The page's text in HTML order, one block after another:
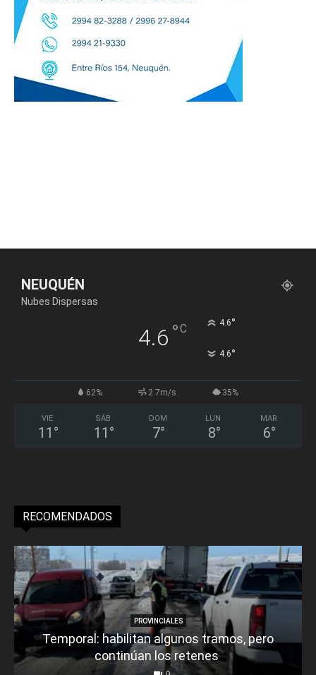
NEUQUÉN
Nubes Dispersas
4.6 °C 4.6°
4.6°
62% 2.7m/s 35%
VIE
11 °
SÁB
11 °
DOM
7°
LUN
8°
MAR
6°
RECOMENDADOS
PROVINCIALES
Temporal: habilitan algunos tramos, pero
continúan los retenes